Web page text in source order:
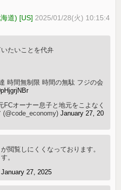
道) [US] 2025/01/28(火) 10:15:4
たいことを代弁
時間無制限 時間の無駄 フジの会
オーナー息子と地元をこよなく
(@code_economy)January 27, 20
閲覧しにくくなっております。
。
January 27, 2025